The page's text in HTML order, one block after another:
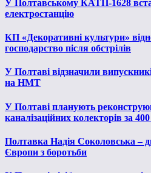
У Полтавському КАТП-1628
електростанцію
КП «Декоративні культури»
господарство після обстрілів
У Полтаві відзначили
на НМТ
У Полтаві планують
каналізаційних колекторів за
Полтавка Надія Соколовська –
Європи з боротьби